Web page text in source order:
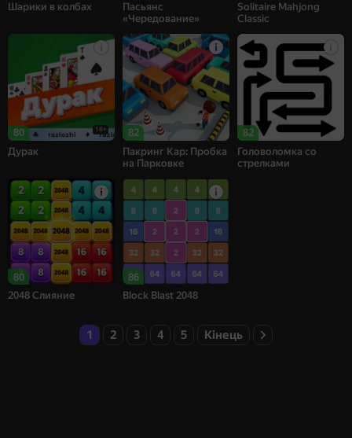
Шарики в колбах
Пасьянс
«Чередование»
Solitaire Mahjong
Classic
80 16+
Дурак
82
Пакринг Кар: Пробка
на Парковке
82
Головоломка со
стрелками
80
2048 Слияние
86
Block Blast 2048
1 2 3 4 5 Кінець